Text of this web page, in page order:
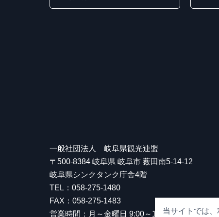
一般社団法人 岐阜県観光連盟
〒500-8384 岐阜県 岐阜市 薮田南5-14-12
岐阜県シンクタンク庁舎4階
TEL：058-275-1480
FAX：058-275-1483
営業時間：月～金曜日 9:00～17:00当サイトでは